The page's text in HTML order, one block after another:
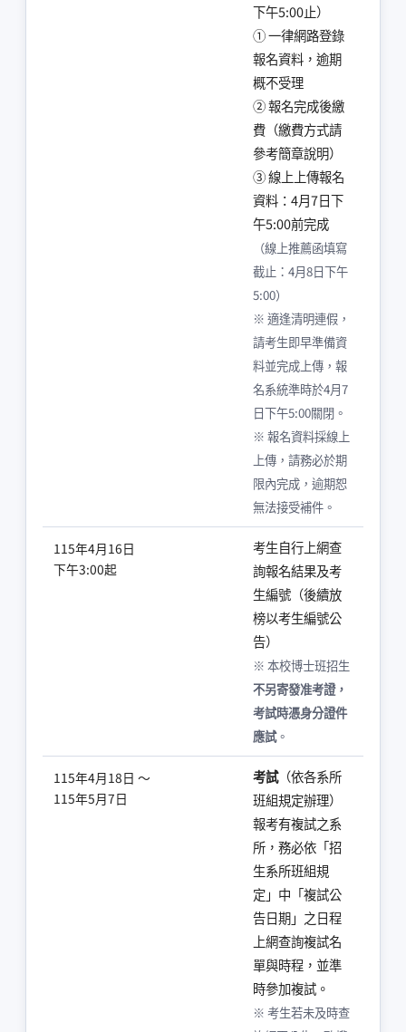
下午5:00止）
① 一律網路登錄
報名資料，逾期
概不受理
② 報名完成後繳
費（繳費方式請
參考簡章說明）
③ 線上上傳報名
資料：4月7日下
午5:00前完成
（線上推薦函填寫
截止：4月8日下午
5:00）
※ 適逢清明連假，
請考生即早準備資
料並完成上傳，報
名系統準時於4月7
日下午5:00關閉。
※ 報名資料採線上
上傳，請務必於期
限內完成，逾期恕
無法接受補件。
115年4月16日
下午3:00起
考生自行上網查
詢報名結果及考
生編號（後續放
榜以考生編號公
告）
※ 本校博士班招生
不另寄發准考證，
考試時憑身分證件
應試。
115年4月18日 ～
115年5月7日
考試（依各系所
班組規定辦理）
報考有複試之系
所，務必依「招
生系所班組規
定」中「複試公
告日期」之日程
上網查詢複試名
單與時程，並準
時參加複試。
※ 考生若未及時查